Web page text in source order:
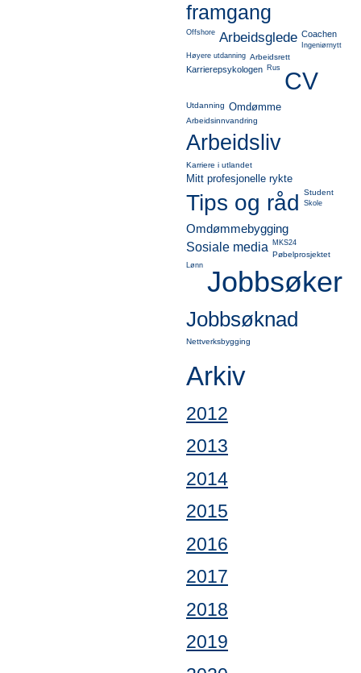
framgang
Offshore Arbeidsglede Coachen
Ingeniørnytt
Høyere utdanning Arbeidsrett
Karrierepsykologen Rus CV
Utdanning Omdømme
Arbeidsinnvandring
Arbeidsliv
Karriere i utlandet
Mitt profesjonelle rykte
Tips og råd Student
Skole
Omdømmebygging
Sosiale media
MKS24
Pøbelprosjektet
Lønn Jobbsøker
Jobbsøknad
Nettverksbygging
Arkiv
2012
2013
2014
2015
2016
2017
2018
2019